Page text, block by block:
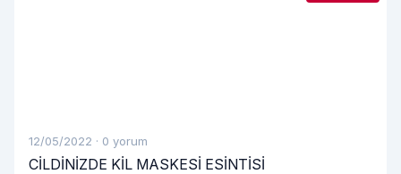
12/05/2022 · 0 yorum
CİLDİNİZDE KİL MASKESİ ESİNTİSİ